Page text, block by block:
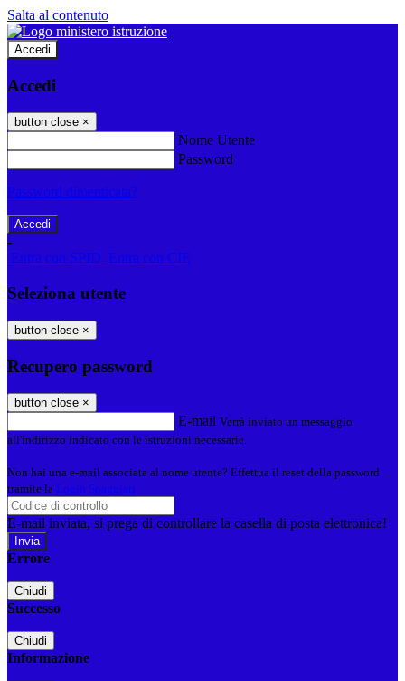
Salta al contenuto
Accedi
Accedi
button close ×
Nome Utente
Password
Password dimenticata?
-
Entra con SPID
Entra con CIE
Seleziona utente
button close ×
Recupero password
button close ×
E-mail Verrà inviato un messaggio
all'indirizzo indicato con le istruzioni necessarie.
Non hai una e-mail associata al nome utente? Effettua il reset della password
tramite la Login Spaggiari
E-mail inviata, si prega di controllare la casella di posta elettronica!
Errore
Chiudi
Successo
Chiudi
Informazione